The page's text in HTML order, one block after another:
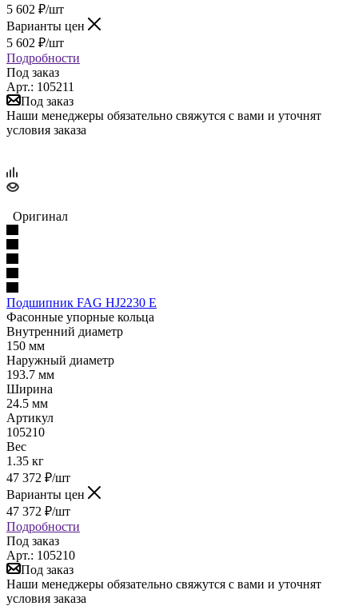
5 602 ₽/шт
Варианты цен
5 602 ₽/шт
Подробности
Под заказ
Арт.: 105211
Под заказ
Наши менеджеры обязательно свяжутся с вами и уточнят
условия заказа
Оригинал
Подшипник FAG HJ2230 E
Фасонные упорные кольца
Внутренний диаметр
150 мм
Наружный диаметр
193.7 мм
Ширина
24.5 мм
Артикул
105210
Вес
1.35 кг
47 372 ₽/шт
Варианты цен
47 372 ₽/шт
Подробности
Под заказ
Арт.: 105210
Под заказ
Наши менеджеры обязательно свяжутся с вами и уточнят
условия заказа